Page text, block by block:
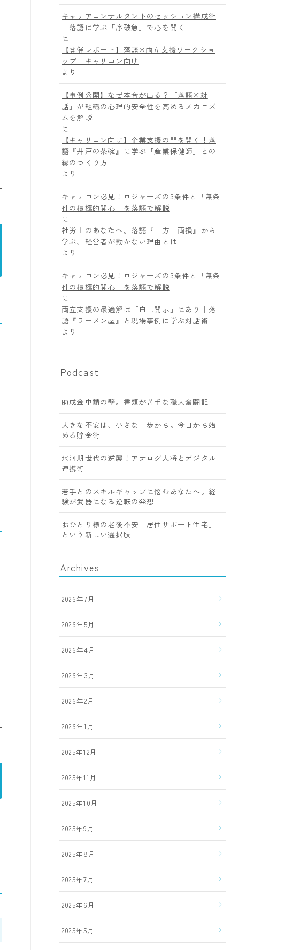
キャリアコンサルタントのセッション構成術
｜落語に学ぶ「序破急」で心を開く
に
【開催レポート】落語×両立支援ワークショ
ップ｜キャリコン向け
より
【事例公開】なぜ本音が出る？「落語×対
話」が組織の心理的安全性を高めるメカニズ
ムを解説
に
【キャリコン向け】企業支援の門を開く！落
語『井戸の茶碗』に学ぶ「産業保健師」との
縁のつくり方
より
キャリコン必見！ロジャーズの3条件と「無条
件の積極的関心」を落語で解説
に
社労士のあなたへ。落語『三方一両損』から
学ぶ、経営者が動かない理由とは
より
キャリコン必見！ロジャーズの3条件と「無条
件の積極的関心」を落語で解説
に
両立支援の最適解は「自己開示」にあり｜落
語『ラーメン屋』と現場事例に学ぶ対話術
より
Podcast
助成金申請の壁。書類が苦手な職人奮闘記
大きな不安は、小さな一歩から。今日から始
める貯金術
氷河期世代の逆襲！アナログ大将とデジタル
連携術
若手とのスキルギャップに悩むあなたへ。経
験が武器になる逆転の発想
おひとり様の老後不安「居住サポート住宅」
という新しい選択肢
Archives
2026年7月
2026年5月
2026年4月
2026年3月
2026年2月
2026年1月
2025年12月
2025年11月
2025年10月
2025年9月
2025年8月
2025年7月
2025年6月
2025年5月